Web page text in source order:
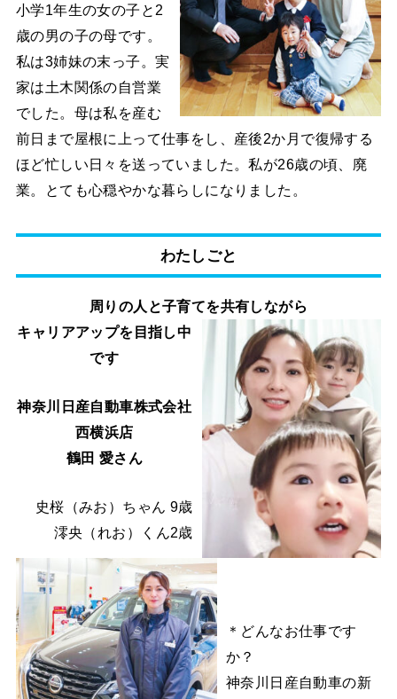
小学1年生の女の子と2
歳の男の子の母です。
私は3姉妹の末っ子。実
家は土木関係の自営業
でした。母は私を産む
前日まで屋根に上って仕事をし、産後2か月で復帰する
ほど忙しい日々を送っていました。私が26歳の頃、廃
業。とても心穏やかな暮らしになりました。
わたしごと
周りの人と子育てを共有しながら
キャリアアップを目指し中
です
神奈川日産自動車株式会社
西横浜店
鶴田 愛さん
史桜（みお）ちゃん 9歳
澪央（れお）くん2歳
＊どんなお仕事です
か？
神奈川日産自動車の新